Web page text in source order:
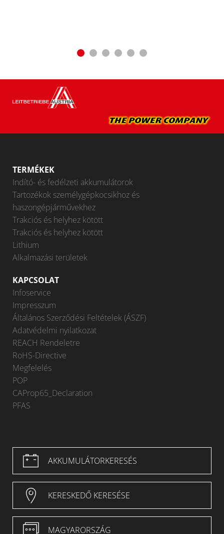
TERMÉKEK
Indító- és fedélzeti akkumulátorok
Tartozékok személygépkocsikhoz és
haszongépjárművekhez
Trakciós és helyhez kötött
Trakciós és helyhez kötött
Lithium
Alkalmazási területek
KAPCSOLAT
Infoservice
Impresszum
Általános Szerződési Feltételek (ÁSZF)
Adatvédelmi nyilatkozat
REACH Rendeletre
RoHS-Directive
Megfelelés
POP
CAProp65_Declaration
PFAS
AKKUMULÁTORKERESÉS
KERESKEDŐ KERESÉSE
MAGYARORSZÁG